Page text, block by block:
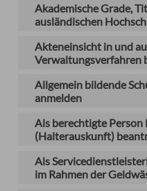
Akademische Grade,
ausländischen
Akteneinsicht in und
Verwaltungsverfahren
Allgemein bildende
anmelden
Als berechtigte
(Halterauskunft)
Als
im Rahmen der